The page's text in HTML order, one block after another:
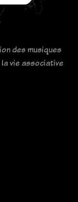
des musiques
vie associative